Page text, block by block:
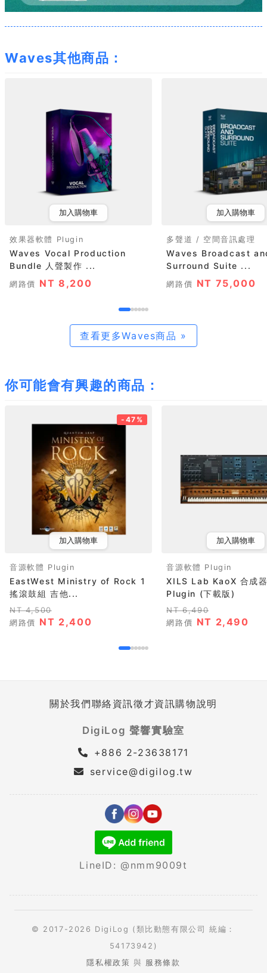
Waves其他商品：
加入購物車
效果器軟體 Plugin
Waves Vocal Production
Bundle 人聲製作 ...
網路價 NT 8,200
加入購物車
多聲道 / 空間音訊處理
Waves Broadcast
Surround Suite ...
網路價 NT 75,000
查看更多Waves商品 »
你可能會有興趣的商品：
-47%
加入購物車
音源軟體 Plugin
EastWest Ministry of Rock 1
搖滾鼓組 吉他...
NT 4,500
網路價 NT 2,400
加入購物車
音源軟體 Plugin
XILS Lab KaoX 合成
Plugin (下載版)
NT 6,490
網路價 NT 2,490
關於我們聯絡資訊徵才資訊購物說明
DigiLog 聲響實驗室
+886 2-23638171
service@digilog.tw
LineID: @nmm9009t
© 2017-2026 DigiLog (類比動態有限公司 統編：
54173942)
隱私權政策 與 服務條款